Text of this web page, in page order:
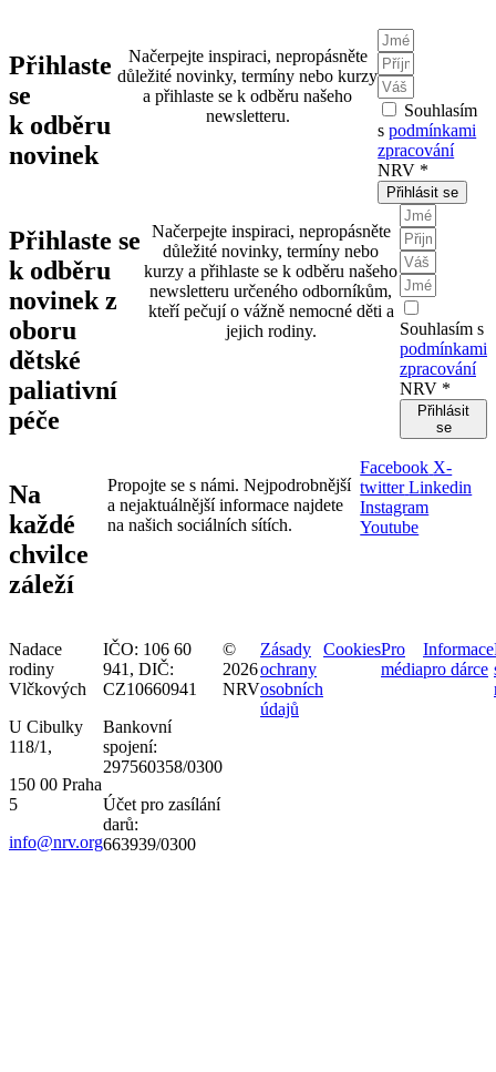
Přihlaste
se
k odběru
novinek
Načerpejte inspiraci, nepropásněte
důležité novinky, termíny nebo kurzy
a přihlaste se k odběru našeho
newsletteru.
Souhlasím
spodmínkami
zpracování
NRV *
Přihlásit se
Přihlaste se
k odběru
novinek z
oboru
dětské
paliativní
péče
Načerpejte inspiraci, nepropásněte
důležité novinky, termíny nebo
kurzy a přihlaste se k odběru našeho
newsletteru určeného odborníkům,
kteří pečují o vážně nemocné děti a
jejich rodiny.
Souhlasím s
podmínkami
zpracování
NRV *
Přihlásit
se
Na
každé
chvilce
záleží
Propojte se s námi. Nejpodrobnější
a nejaktuálnější informace najdete
na našich sociálních sítích.
Facebook X-
twitter Linkedin
Instagram
Youtube
Nadace
rodiny
Vlčkových
U Cibulky
118/1,
150 00 Praha
5
info@nrv.org
IČO: 106 60
941, DIČ:
CZ10660941
Bankovní
spojení:
297560358/0300
Účet pro zasílání
darů:
663939/0300
©
2026
NRV
Zásady
ochrany
osobních
údajů
CookiesPro
média
Informace
pro dárce